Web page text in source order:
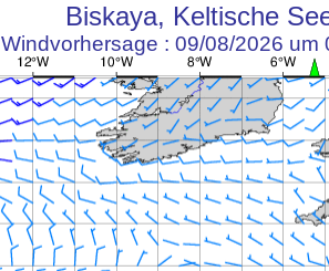
Biskaya, Keltische
Windvorhersage : 09/08/2026 um